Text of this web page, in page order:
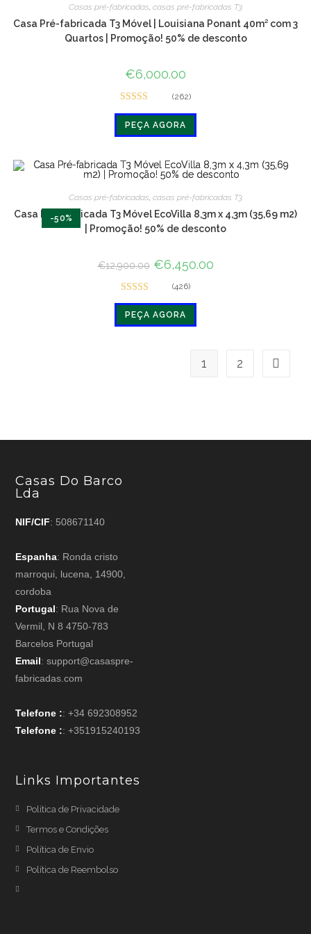
Casas pré-fabricadas, casas pré-fabricadas T3
Casa Pré-fabricada T3 Móvel | Louisiana Ponant 40m² com 3
Quartos | Promoção! 50% de desconto
€6,000.00
Avaliado em
4.8 de 5
(262)
PEÇA AGORA
-50%
Casas pré-fabricadas casas pré-fabricadas T3
Casa Pré-fabricada T3 Móvel EcoVilla 8,3m x 4,3m (35,69 m2)
| Promoção! 50% de desconto
€12,900.00 O
preço
original
€12,900.00.
€6,450.00O
Avaliado
em 4.5 de
(426)
PEÇA AGORA
1 2
Casas Do Barco
Lda
NIF/CIF: 508671140
Espanha: Ronda cristo
marroqui, lucena, 14900,
cordoba
Portugal: Rua Nova de
Vermil, N 8 4750-783
Barcelos Portugal
Email: support@casaspre-
fabricadas.com
Telefone :: +34 692308952
Telefone :: +351915240193
Links Importantes
Política de Privacidade
Termos e Condições
Política de Envio
Política de Reembolso